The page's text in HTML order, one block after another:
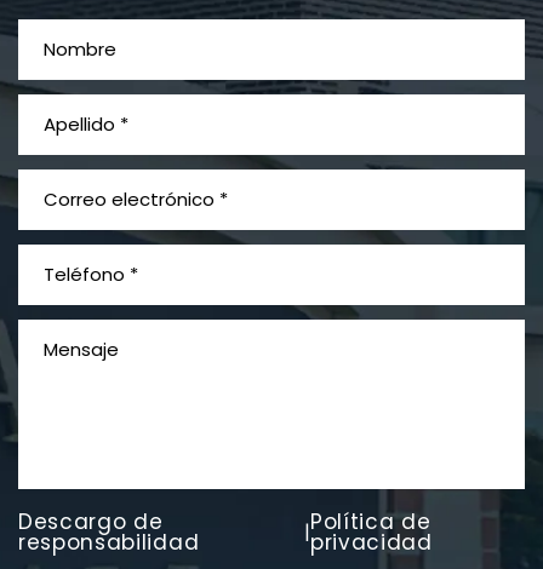
¿Qué es el mesotelioma?
PVC Cloruro de polivinilo
Exposición
Descargo de
responsabilidad |Política de
privacidad